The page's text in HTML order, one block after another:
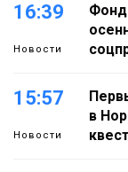
16:39
Новости
Фонд
15:57
Новости
в